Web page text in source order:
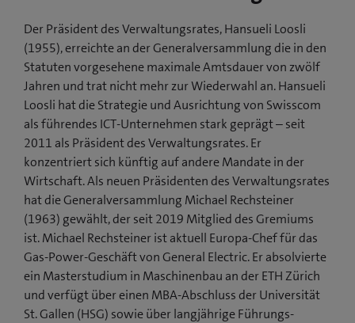
Der Präsident des Verwaltungsrates, Hansueli Loosli
(1955), erreichte an der Generalversammlung die in den
Statuten vorgesehene maximale Amtsdauer von zwölf
Jahren und trat nicht mehr zur Wiederwahl an. Hansueli
Loosli hat die Strategie und Ausrichtung von Swisscom
als führendes ICT-Unternehmen stark geprägt – seit
2011 als Präsident des Verwaltungsrates. Er
konzentriert sich künftig auf andere Mandate in der
Wirtschaft. Als neuen Präsidenten des Verwaltungsrates
hat die Generalversammlung Michael Rechsteiner
(1963) gewählt, der seit 2019 Mitglied des Gremiums
ist. Michael Rechsteiner ist aktuell Europa-Chef für das
Gas-Power-Geschäft von General Electric. Er absolvierte
ein Masterstudium in Maschinenbau an der ETH Zürich
und verfügt über einen MBA-Abschluss der Universität
St. Gallen (HSG) sowie über langjährige Führungs­